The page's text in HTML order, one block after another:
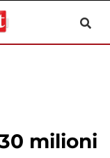
milioni